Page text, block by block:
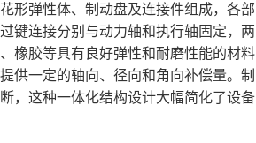
形弹性体、制动盘及连接件组成，各部
键连接分别与动力轴和执行轴固定，两
橡胶等具有良好弹性和耐磨性能的材料
供一定的轴向、径向和角向补偿量。制
，这种一体化结构设计大幅简化了设备